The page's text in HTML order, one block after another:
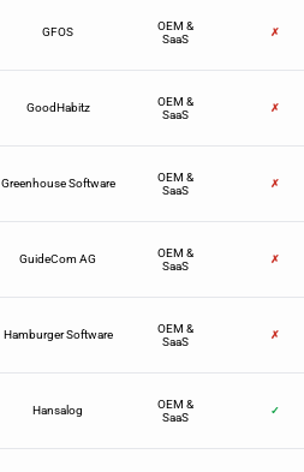
GFOS
OEM &
SaaS
✗
GoodHabitz
OEM &
SaaS
✗
Greenhouse Software
OEM &
SaaS
✗
GuideCom AG
OEM &
SaaS
✗
Hamburger Software
OEM &
SaaS
✗
Hansalog
OEM &
SaaS
✓